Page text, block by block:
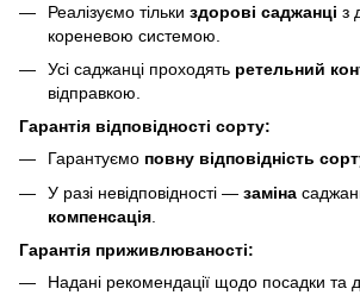
Реалізуємо тільки здорові саджанці з
кореневою системою.
Усі саджанці проходять ретельний
відправкою.
Гарантія відповідності сорту:
Гарантуємо повну відповідність
У разі невідповідності — заміна
компенсація
Гарантія приживлюваності:
Надані рекомендації щодо посадки та